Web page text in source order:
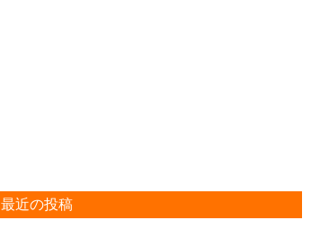
最近の投稿